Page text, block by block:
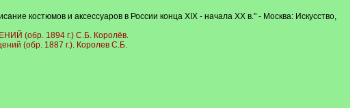
костюмов и аксессуаров в России конца XIX - начала XX в." - Москва: Искусство,
(обр. 1894 г.) С.Б. Королёв.
(обр. 1887 г.). Королев С.Б.